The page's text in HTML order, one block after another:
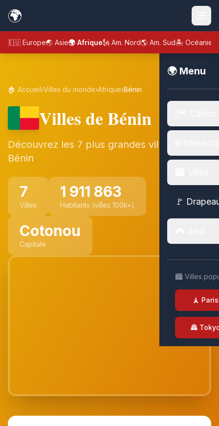
🌍
🇪🇺 Europe🌏 Asie🌍 Afrique🗽 Am. Nord🌎 Am. Sud🏝️ Océanie
🌍 Menu
🚩
🏙️ Villes
🗼 Paris
🏯
🏠 Accueil›Villes du monde›Afrique›Bénin
Villes de Bénin
Découvrez les 7 plus grandes villes de
Bénin
7
Villes
1 911 863
Habitants (villes 100k+)
Cotonou
Capitale